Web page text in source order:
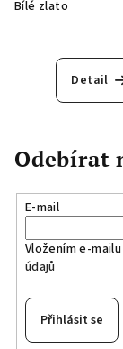
Bílé zlato
Detail
Odebírat
E-mail
Vložením e-
údajů
Přihlásit se